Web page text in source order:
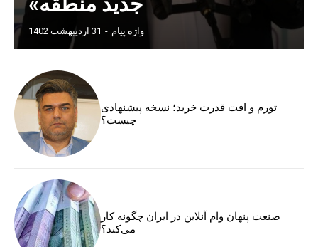
واژه پیام - 31 اردیبهشت 1402
تورم و افت قدرت خرید؛ نسخه پیشنهادی
چیست؟
صنعت پنهان وام آنلاین در ایران چگونه کار
می‌کند؟